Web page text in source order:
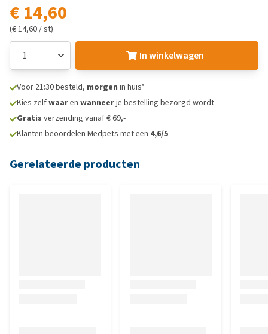
€ 14,60
(€ 14,60 / st)
In winkelwagen
Voor 21:30 besteld, morgen in huis*
Kies zelfwaaren wanneerje bestelling bezorgd wordt
Gratis verzending vanaf € 69,-
Klanten beoordelen Medpets met een 4,6/5
Gerelateerde producten